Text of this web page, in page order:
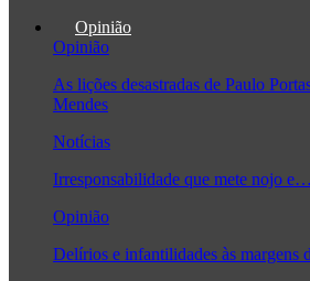
Opinião
Opinião
As lições desastradas de Paulo
Mendes
Notícias
Irresponsabilidade que mete nojo
Opinião
Delírios e infantilidades às margens